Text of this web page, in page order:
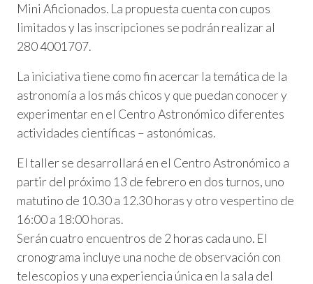
Mini Aficionados. La propuesta cuenta con cupos
limitados y las inscripciones se podrán realizar al
280 4001707.
La iniciativa tiene como fin acercar la temática de la
astronomía a los más chicos y que puedan conocer y
experimentar en el Centro Astronómico diferentes
actividades científicas – astonómicas.
El taller se desarrollará en el Centro Astronómico a
partir del próximo 13 de febrero en dos turnos, uno
matutino de 10.30 a 12.30 horas y otro vespertino de
16:00 a 18:00 horas.
Serán cuatro encuentros de 2 horas cada uno. El
cronograma incluye una noche de observación con
telescopios y una experiencia única en la sala del